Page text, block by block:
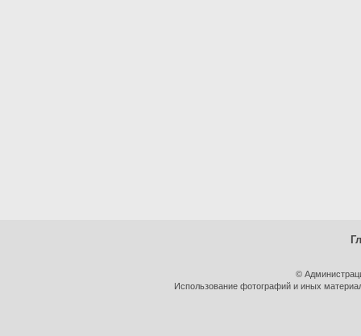
©
Использование фотографий и иных